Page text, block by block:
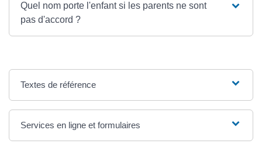
Quel nom porte l'enfant si les parents ne sont
pas d'accord ?
Textes de référence
Services en ligne et formulaires